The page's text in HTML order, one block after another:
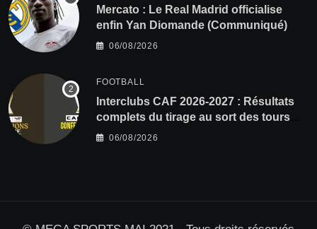
Mercato : Le Real Madrid officialise
enfin Yan Diomande (Communiqué)
06/08/2026
FOOTBALL
Interclubs CAF 2026-2027 : Résultats
complets du tirage au sort des tours
préliminaires
06/08/2026